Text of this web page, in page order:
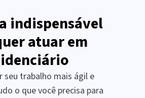
indispensável
atuar em
trabalho mais ágil e
o que você precisa para